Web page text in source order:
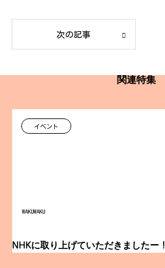
次の記事
関連特集
イベント
WAKUWAKU
NHKに取り上げていただきましたー！